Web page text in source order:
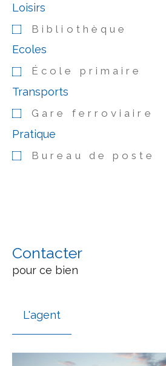
Loisirs
Bibliothèque
Ecoles
École primaire
Transports
Gare ferroviaire
Pratique
Bureau de poste
Contacter
pour ce bien
L'agent